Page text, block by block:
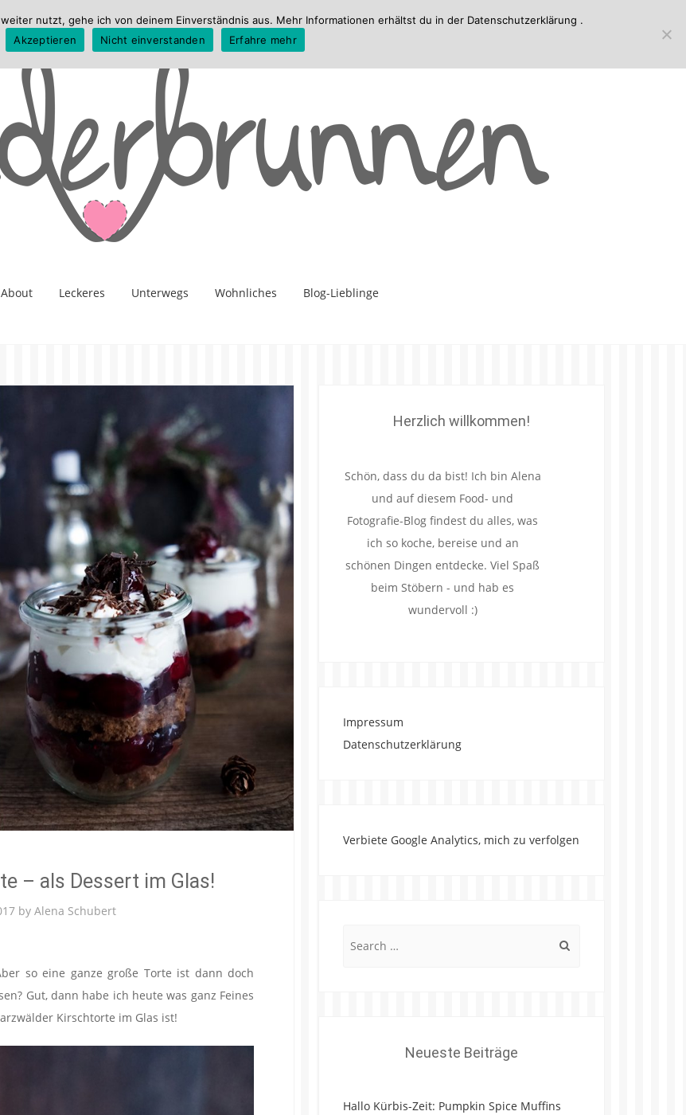
About Leckeres Unterwegs Wohnliches Blog-Lieblinge
– als Dessert im Glas!
by Alena Schubert
so eine ganze große Torte ist dann doch
Gut, dann habe ich heute was ganz Feines
Kirschtorte im Glas ist!
Herzlich willkommen!
Schön, dass du da bist! Ich bin Alena
und auf diesem Food- und
Fotografie-Blog findest du alles, was
ich so koche, bereise und an
schönen Dingen entdecke. Viel Spaß
beim Stöbern - und hab es
wundervoll :)
Impressum
Datenschutzerklärung
Verbiete Google Analytics, mich zu verfolgen
Neueste Beiträge
Hallo Kürbis-Zeit: Pumpkin Spice Muffins
nutzt, gehe ich von deinem Einverständnis aus. Mehr Informationen erhältst du in der Datenschutzerklärung .
Akzeptieren
Nicht einverstanden Erfahre mehr